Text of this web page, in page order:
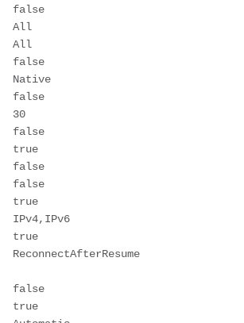
false
All
All
false
Native
false
30
false
true
false
false
true
IPv4,IPv6
true
ReconnectAfterResume
false
true